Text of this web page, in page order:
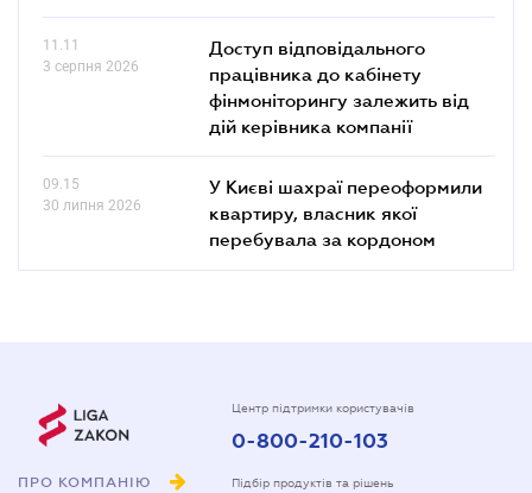
11.11
3 серпня 2026
Доступ відповідального
працівника до кабінету
фінмоніторингу залежить від
дій керівника компанії
09.15
30 липня 2026
У Києві шахраї переоформили
квартиру, власник якої
перебувала за кордоном
ПРО КОМПАНІЮ
Центр підтримки користувачів
0-800-210-103
Підбір продуктів та рішень